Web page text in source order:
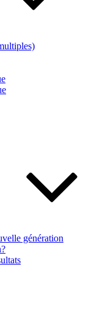
génération